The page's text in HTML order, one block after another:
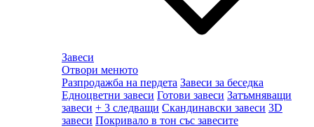
Завеси
Отвори менюто
Разпродажба на пердета Завеси за беседка
Едноцветни завеси Готови завеси Затъмняващи
завеси + 3 следващи Скандинавски завеси 3D
завеси Покривало в тон със завесите